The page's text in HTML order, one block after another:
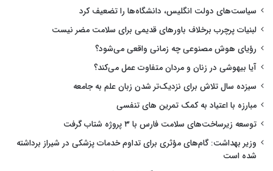
سیاست‌های دولت انگلیس، دانشگاه‌ها را تضعیف کرد
لبنیات پرچرب برخلاف باورهای قدیمی برای سلامت مضر نیست
رؤیای هوش مصنوعی چه زمانی واقعی می‌شود؟
آیا بیهوشی در زنان و مردان متفاوت عمل می‌کند؟
سیزده سال تلاش برای نزدیک‌تر شدن زبان علم به جامعه
مبارزه با اعتیاد به کمک تمرین های تنفسی
توسعه زیرساخت‌های سلامت فارس با ۳ پروژه شتاب گرفت
وزیر بهداشت: گام‌های مؤثری برای تداوم خدمات پزشکی در شیراز برداشته
شده است